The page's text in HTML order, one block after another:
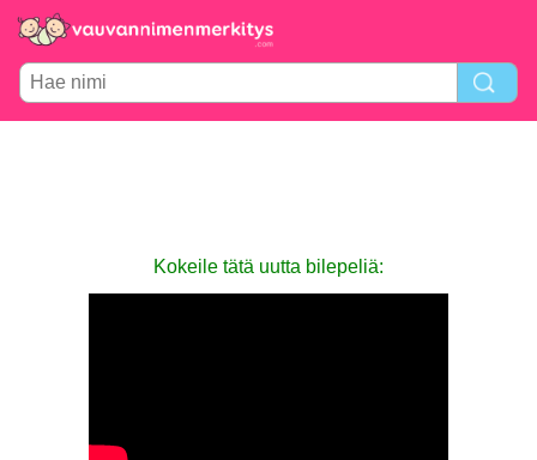
Kokeile tätä uutta bilepeliä: